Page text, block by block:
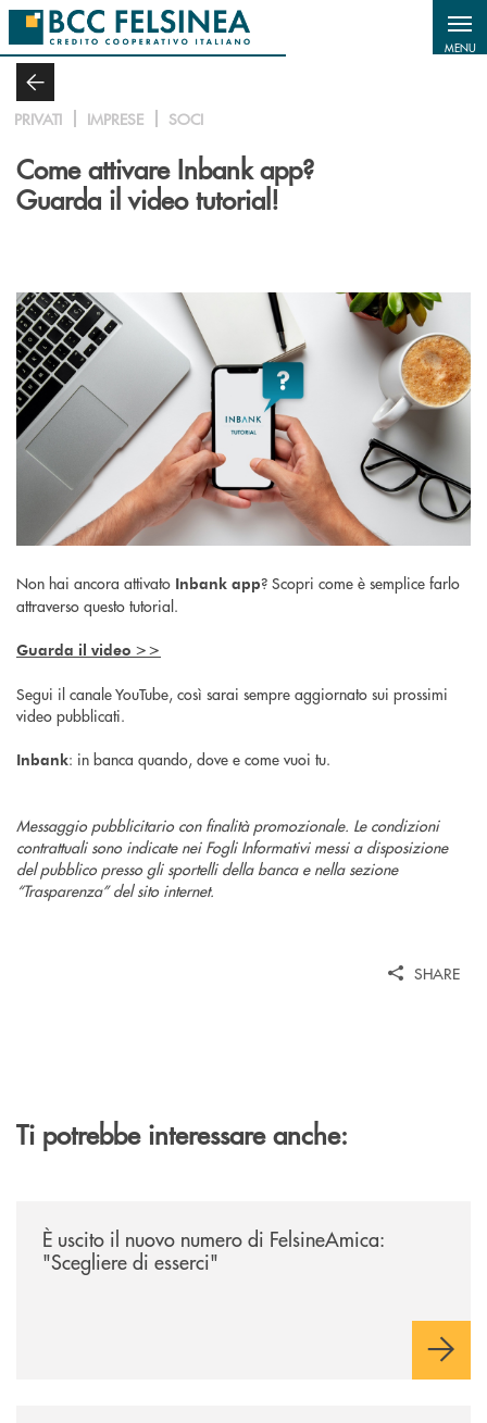
Salta al contenuto principale
MENU
PRIVATI IMPRESE SOCI
Come attivare Inbank app?
Guarda il video tutorial!
Non hai ancora attivato Inbank app? Scopri come è semplice farlo
attraverso questo tutorial.
Guarda il video >>
Segui il canale YouTube, così sarai sempre aggiornato sui prossimi
video pubblicati.
Inbank: in banca quando, dove e come vuoi tu.
Messaggio pubblicitario con finalità promozionale. Le condizioni
contrattuali sono indicate nei Fogli Informativi messi a disposizione
del pubblico presso gli sportelli della banca e nella sezione
“Trasparenza” del sito internet.
SHARE
Ti potrebbe interessare anche:
È uscito il nuovo numero di FelsineAmica:
"Scegliere di esserci"